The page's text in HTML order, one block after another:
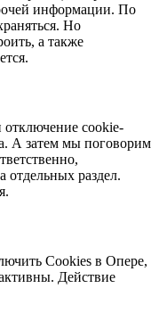
информации. По
Но
а также
отключение cookie-
А затем мы поговорим
отдельных раздел.
Cookies в Опере,
Действие